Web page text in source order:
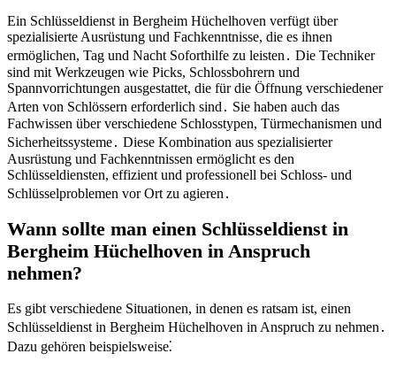
Ein Schlüsseldienst in Bergheim Hüchelhoven verfügt über
spezialisierte Ausrüstung und Fachkenntnisse, die es ihnen
ermöglichen, Tag und Nacht Soforthilfe zu leisten․ Die Techniker
sind mit Werkzeugen wie Picks, Schlossbohrern und
Spannvorrichtungen ausgestattet, die für die Öffnung verschiedener
Arten von Schlössern erforderlich sind․ Sie haben auch das
Fachwissen über verschiedene Schlosstypen, Türmechanismen und
Sicherheitssysteme․ Diese Kombination aus spezialisierter
Ausrüstung und Fachkenntnissen ermöglicht es den
Schlüsseldiensten, effizient und professionell bei Schloss- und
Schlüsselproblemen vor Ort zu agieren․
Wann sollte man einen Schlüsseldienst in
Bergheim Hüchelhoven in Anspruch
nehmen?​
Es gibt verschiedene Situationen, in denen es ratsam ist, einen
Schlüsseldienst in Bergheim Hüchelhoven in Anspruch zu nehmen․
Dazu gehören beispielsweise⁚